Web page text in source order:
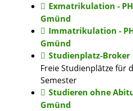
Exmatrikulation -
Gmünd
Immatrikulation -
Gmünd
Studienplatz-Broker
Freie Studienplätze für
Semester
Studieren ohne
Gmünd